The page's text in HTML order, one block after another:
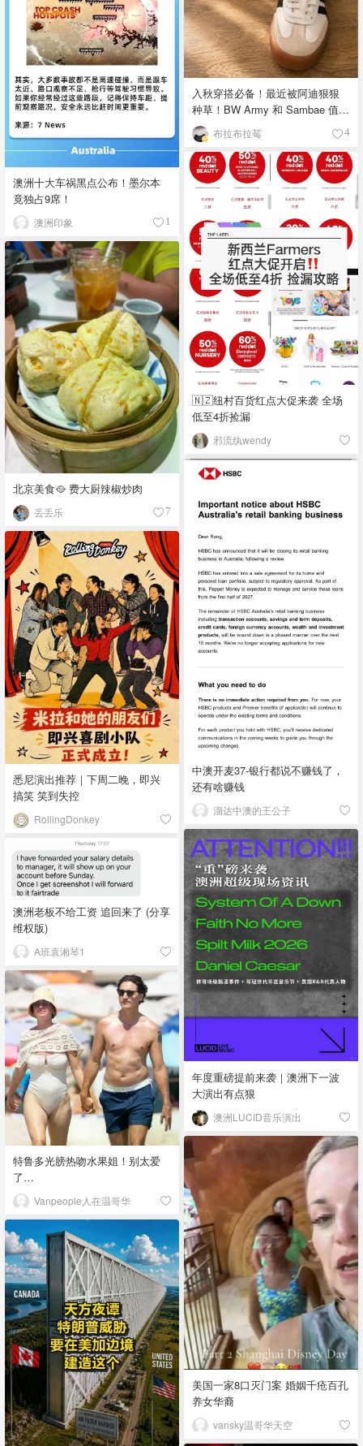
入秋穿搭必备！最近被阿迪狠狠
种草！BW Army 和 Sambae 值得
拥有！布拉布拉莓 4
澳洲十大车祸黑点公布！墨尔本
竟独占9席！
澳洲印象 1
🇳🇿纽村百货红点大促来袭 全场
低至4折捡漏
邪流纨wendy
北京美食🥘 费大厨辣椒炒肉
丢丢乐 7
中澳开麦37-银行都说不赚钱了，
还有啥赚钱
溜达中澳的王公子
悉尼演出推荐｜下周二晚，即兴
搞笑 笑到失控
RollingDonkey
年度重磅提前来袭｜澳洲下一波
大演出有点狠
澳洲LUCID音乐演出
澳洲老板不给工资 追回来了 (分享
维权版)
A班袁湘琴1
特鲁多光膀热吻水果姐！别太爱
了…
Vanpeople人在温哥华
美国一家8口灭门案 婚姻千疮百孔
养女华裔
vansky温哥华天空